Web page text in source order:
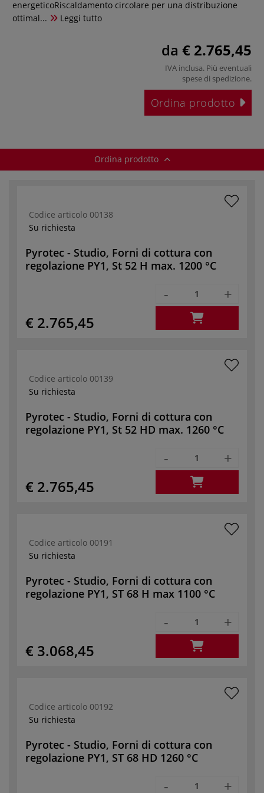
energeticoRiscaldamento circolare per una distribuzione
ottimal...
Leggi tutto
da € 2.765,45
IVA inclusa. Più eventuali
spese di spedizione.
Ordina prodotto
Ordina prodotto
Codice articolo 00138
Su richiesta
Pyrotec - Studio, Forni di cottura con
regolazione PY1, St 52 H max. 1200 °C
€ 2.765,45
- +
Codice articolo 00139
Su richiesta
Pyrotec - Studio, Forni di cottura con
regolazione PY1, St 52 HD max. 1260 °C
€ 2.765,45
- +
Codice articolo 00191
Su richiesta
Pyrotec - Studio, Forni di cottura con
regolazione PY1, ST 68 H max 1100 °C
€ 3.068,45
- +
Codice articolo 00192
Su richiesta
Pyrotec - Studio, Forni di cottura con
regolazione PY1, ST 68 HD 1260 °C
- +